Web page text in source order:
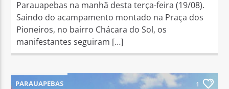
Parauapebas na manhã desta terça-feira (19/08).
Saindo do acampamento montado na Praça dos
Pioneiros, no bairro Chácara do Sol, os
manifestantes seguiram […]
PARAUAPEBAS 1